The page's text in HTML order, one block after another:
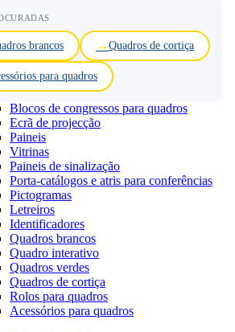
brancos Quadros de cortiça
para quadros
Blocos de congressos para quadros
Ecrã de projecção
Paineis
Vitrinas
Paineis de sinalização
Porta-catálogos e atris para conferências
Pictogramas
Letreiros
Identificadores
Quadros brancos
Quadro interativo
Quadros verdes
Quadros de cortiça
Rolos para quadros
Acessórios para quadros